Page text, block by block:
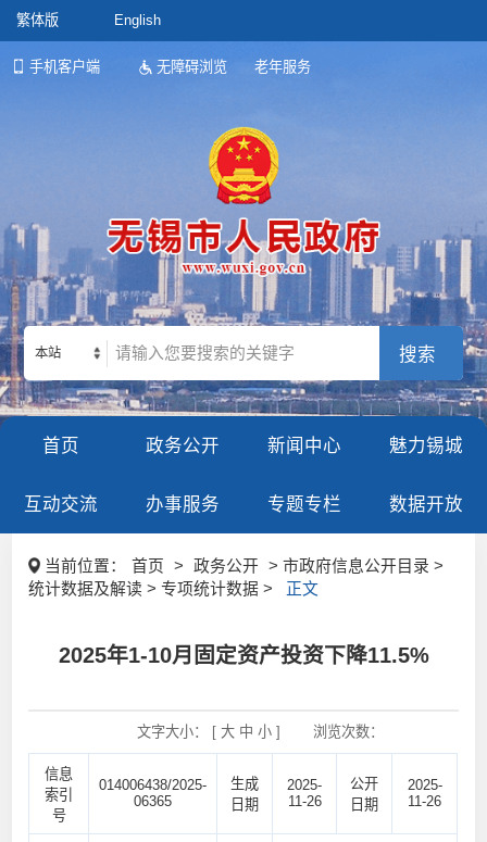
繁体版 English
手机客户端 无障碍浏览 老年服务
本站
首页 政务公开 新闻中心 魅力锡城
互动交流 办事服务 专题专栏 数据开放
当前位置： 首页 > 政务公开
> 市政府信息公开目录 >
统计数据及解读 > 专项统计数据 >
正文
2025年1-10月固定资产投资下降11.5%
文字大小： [ 大 中 小] 浏览次数：
信息
索引
号
014006438/2025-
06365
生成
日期
2025-
11-26
公开
日期
2025-
11-26